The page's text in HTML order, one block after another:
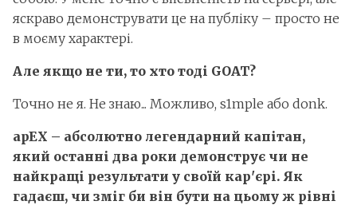
яскраво демонструвати це на публіку – просто не
в моєму характері.
Але якщо не ти, то хто тоді GOAT?
Точно не я. Не знаю... Можливо, s1mple або donk.
apEX – абсолютно легендарний капітан,
який останні два роки демонструє чи не
найкращі результати у своїй кар'єрі. Як
гадаєш, чи зміг би він бути на цьому ж рівні